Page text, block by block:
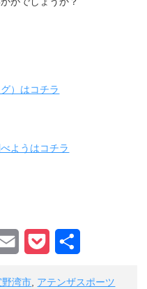
）はコチラ
ようはコチラ
湾市 アテンザスポーツ